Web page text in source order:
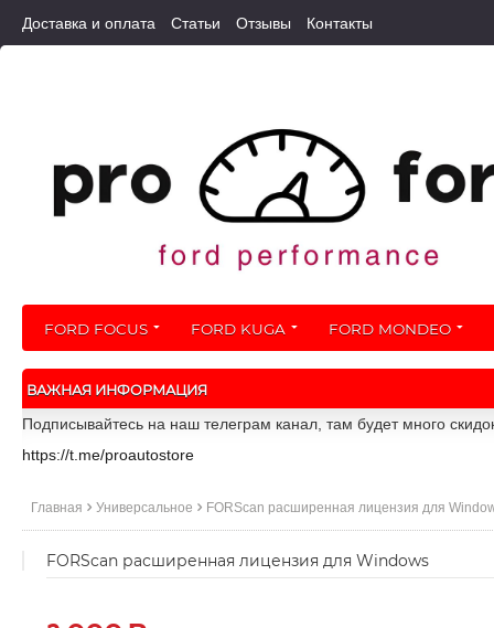
Доставка и оплата Статьи Отзывы Контакты
FORD FOCUS FORD KUGA FORD MONDEO
ВАЖНАЯ ИНФОРМАЦИЯ
Подписывайтесь на наш телеграм канал, там будет много
https://t.me/proautostore
Главная Универсальное FORScan расширенная лицензия для
FORScan расширенная лицензия для Windows